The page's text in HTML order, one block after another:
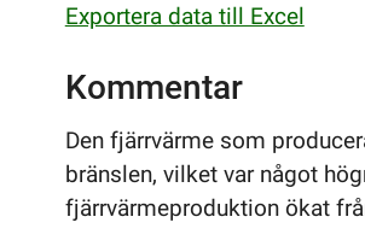
Exportera data till Excel
Kommentar
Den fjärrvärme som
bränslen, vilket var något
fjärrvärmeproduktion ökat